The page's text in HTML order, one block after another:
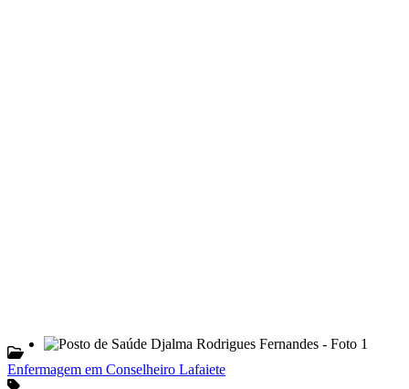
Enfermagem em Conselheiro Lafaiete